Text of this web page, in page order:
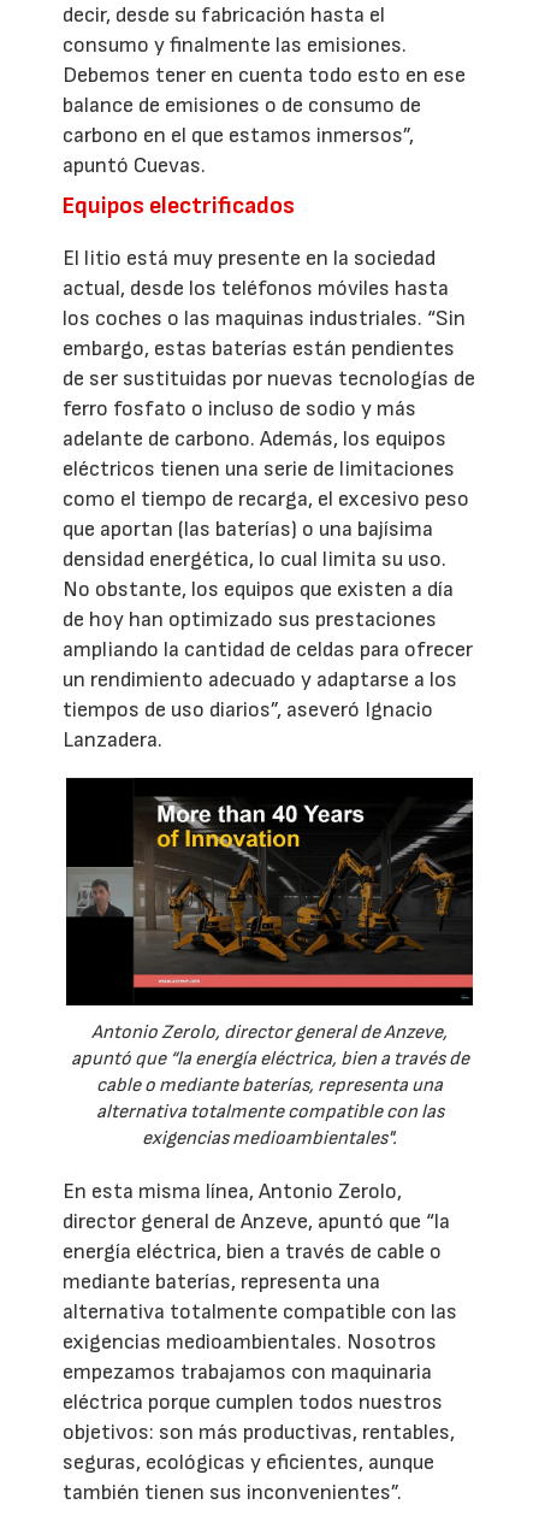
decir, desde su fabricación hasta el
consumo y finalmente las emisiones.
Debemos tener en cuenta todo esto en ese
balance de emisiones o de consumo de
carbono en el que estamos inmersos”,
apuntó Cuevas.
Equipos electrificados
El litio está muy presente en la sociedad
actual, desde los teléfonos móviles hasta
los coches o las maquinas industriales. “Sin
embargo, estas baterías están pendientes
de ser sustituidas por nuevas tecnologías de
ferro fosfato o incluso de sodio y más
adelante de carbono. Además, los equipos
eléctricos tienen una serie de limitaciones
como el tiempo de recarga, el excesivo peso
que aportan (las baterías) o una bajísima
densidad energética, lo cual limita su uso.
No obstante, los equipos que existen a día
de hoy han optimizado sus prestaciones
ampliando la cantidad de celdas para ofrecer
un rendimiento adecuado y adaptarse a los
tiempos de uso diarios”, aseveró Ignacio
Lanzadera.
Antonio Zerolo, director general de Anzeve,
apuntó que “la energía eléctrica, bien a través de
cable o mediante baterías, representa una
alternativa totalmente compatible con las
exigencias medioambientales".
En esta misma línea, Antonio Zerolo,
director general de Anzeve, apuntó que “la
energía eléctrica, bien a través de cable o
mediante baterías, representa una
alternativa totalmente compatible con las
exigencias medioambientales. Nosotros
empezamos trabajamos con maquinaria
eléctrica porque cumplen todos nuestros
objetivos: son más productivas, rentables,
seguras, ecológicas y eficientes, aunque
también tienen sus inconvenientes”.